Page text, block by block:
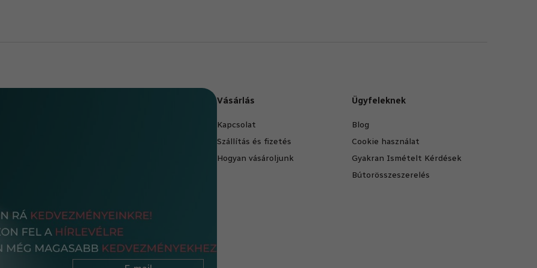
Vásárlás
Kapcsolat
Szállítás és fizetés
Hogyan vásároljunk
Ügyfeleknek
Blog
Cookie használat
Gyakran Ismételt Kérdések
Bútorösszeszerelés